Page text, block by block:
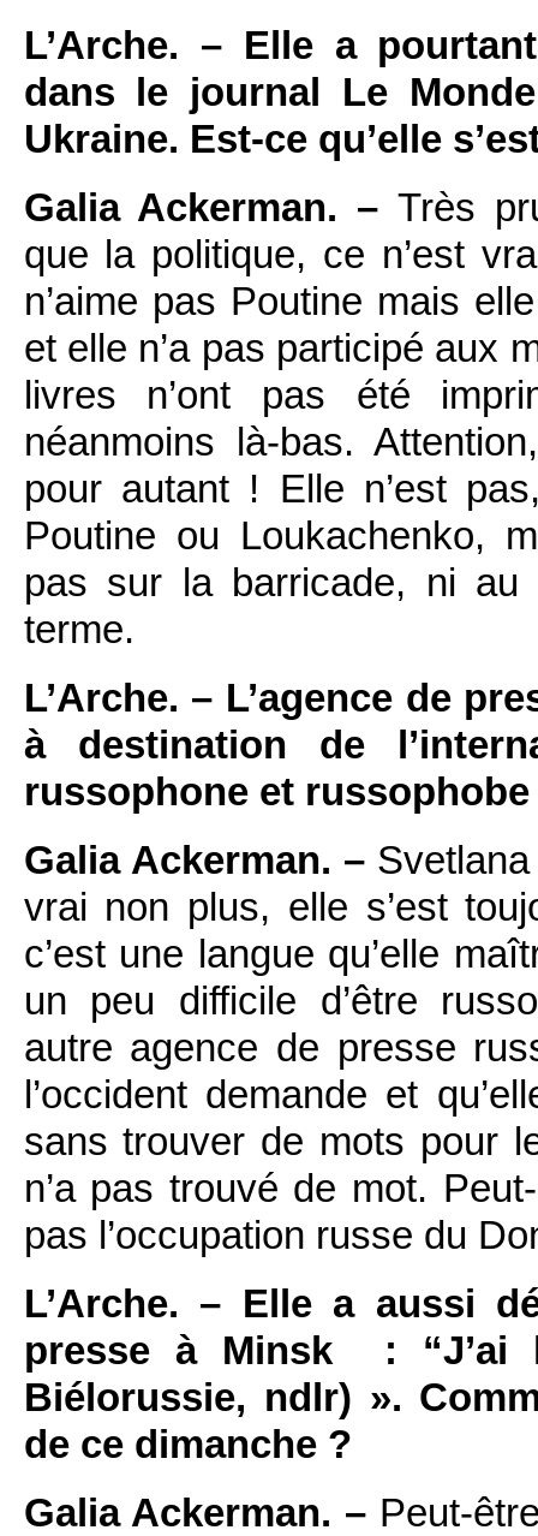
L’Arche. – Elle a
dans le journal Le
Ukraine. Est-ce qu’elle
Galia Ackerman. – Très
que la politique, ce n’est
n’aime pas Poutine mais
et elle n’a pas participé aux
livres n’ont pas été
néanmoins là-bas.
pour autant ! Elle n’est
Poutine ou Loukachenko,
pas sur la barricade, ni
terme.
L’Arche. – L’agence de
à destination de
russophone et
Galia Ackerman. –Svetlana
vrai non plus, elle s’est
c’est une langue qu’elle
un peu difficile d’être
autre agence de presse
l’occident demande et
sans trouver de mots pour
n’a pas trouvé de mot.
pas l’occupation russe du
L’Arche. – Elle a aussi
presse à Minsk : “J’ai
Biélorussie, ndlr) ».
de ce dimanche ?
Galia Ackerman. – Peut-